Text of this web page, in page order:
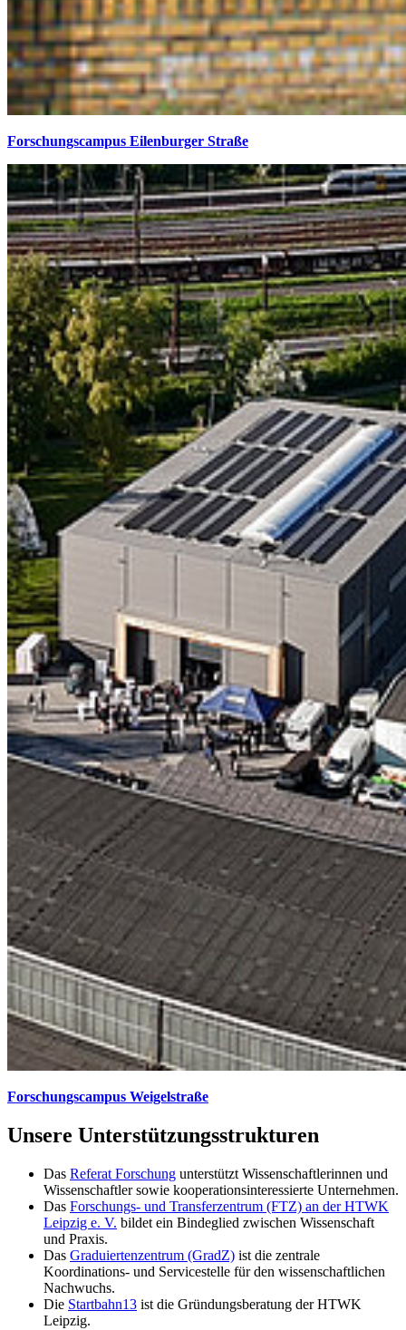
Forschungscampus Eilenburger Straße
Forschungscampus Weigelstraße
Unsere Unterstützungsstrukturen
Das Referat Forschung unterstützt Wissenschaftlerinnen und
Wissenschaftler sowie kooperationsinteressierte Unternehmen.
Das Forschungs- und Transferzentrum (FTZ) an der HTWK
Leipzig e. V. bildet ein Bindeglied zwischen Wissenschaft
und Praxis.
Das Graduiertenzentrum (GradZ) ist die zentrale
Koordinations- und Servicestelle für den wissenschaftlichen
Nachwuchs.
Die Startbahn13 ist die Gründungsberatung der HTWK
Leipzig.